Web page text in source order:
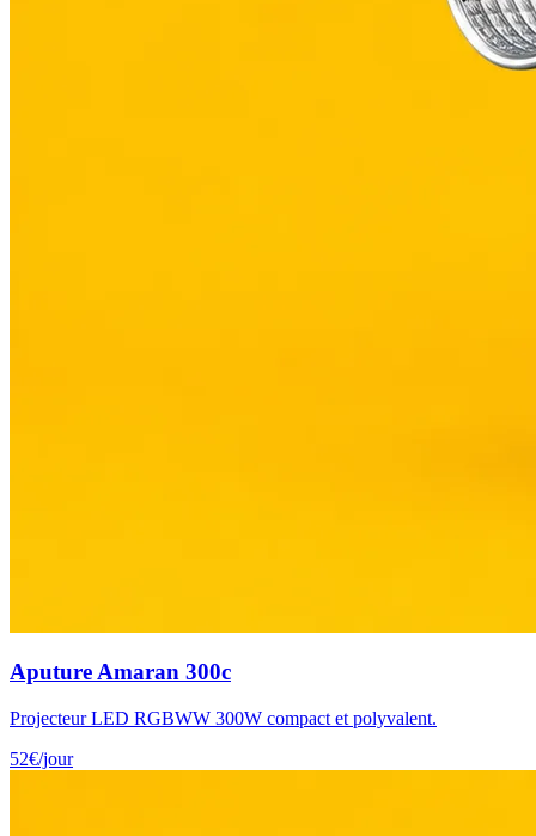
Aputure Amaran 300c
Projecteur LED RGBWW 300W compact et polyvalent.
52€/jour